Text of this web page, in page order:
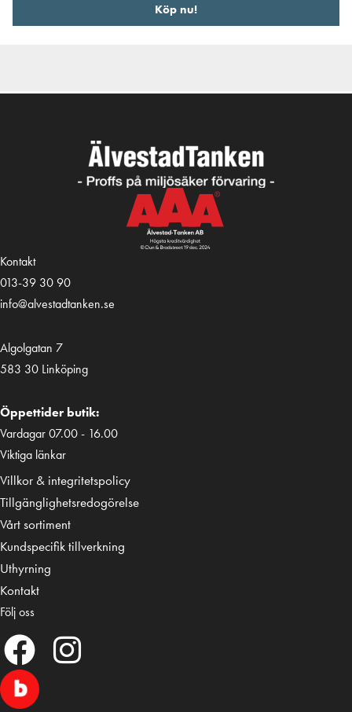
Köp nu!
Kontakt
013-39 30 90
info@alvestadtanken.se
Algolgatan 7
583 30 Linköping
Öppettider butik:
Vardagar 07.00 - 16.00
Viktiga länkar
Villkor & integritetspolicy
Tillgänglighetsredogörelse
Vårt sortiment
Kundspecifik tillverkning
Uthyrning
Kontakt
Följ oss